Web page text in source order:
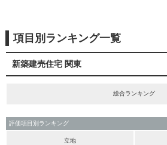
項目別ランキング一覧
新築建売住宅 関東
総合ランキング
評価項目別ランキング
立地